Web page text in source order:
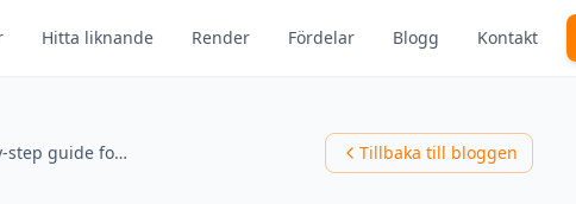
Hitta liknande Render Fördelar Blogg Kontakt
Lamp style matching: a step-by-step guide for inspired rooms Tillbaka till bloggen